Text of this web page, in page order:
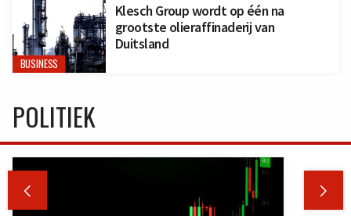
BUSINESS
Klesch Group wordt op één na
grootste olieraffinaderij van
Duitsland
POLITIEK
 